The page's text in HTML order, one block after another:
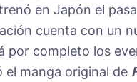
en Japón el
cuenta con un
por completo los
el manga original de